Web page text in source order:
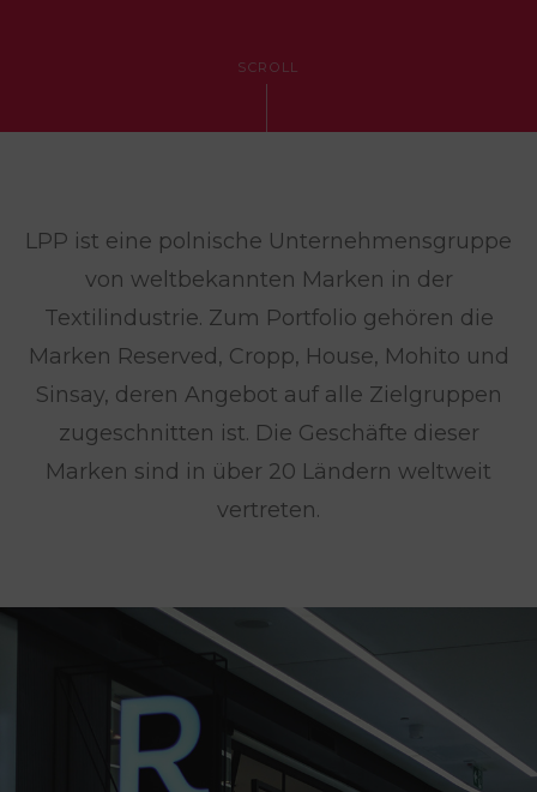
SCROLL
LPP ist eine polnische Unternehmensgruppe
von weltbekannten Marken in der
Textilindustrie. Zum Portfolio gehören die
Marken Reserved, Cropp, House, Mohito und
Sinsay, deren Angebot auf alle Zielgruppen
zugeschnitten ist. Die Geschäfte dieser
Marken sind in über 20 Ländern weltweit
vertreten.